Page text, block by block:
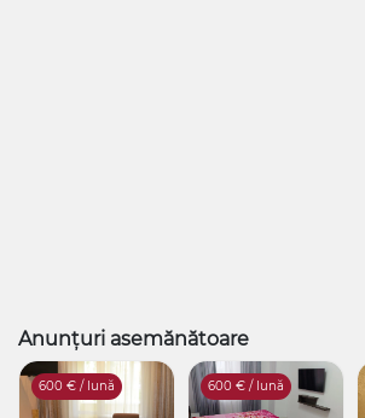
Anunțuri asemănătoare
600 € / lună 600 € / lună